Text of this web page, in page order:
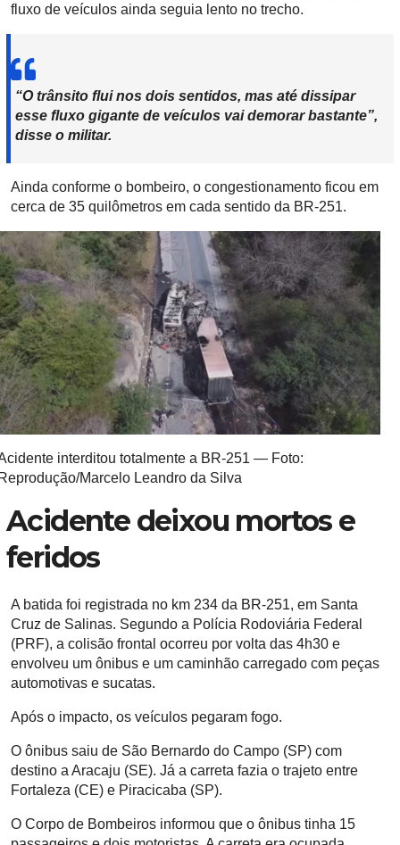
fluxo de veículos ainda seguia lento no trecho.
“O trânsito flui nos dois sentidos, mas até dissipar
esse fluxo gigante de veículos vai demorar bastante”,
disse o militar.
Ainda conforme o bombeiro, o congestionamento ficou em
cerca de 35 quilômetros em cada sentido da BR-251.
interditou totalmente a BR-251 — Foto:
Marcelo Leandro da Silva
Acidente deixou mortos e
feridos
A batida foi registrada no km 234 da BR-251, em Santa
Cruz de Salinas. Segundo a Polícia Rodoviária Federal
(PRF), a colisão frontal ocorreu por volta das 4h30 e
envolveu um ônibus e um caminhão carregado com peças
automotivas e sucatas.
Após o impacto, os veículos pegaram fogo.
O ônibus saiu de São Bernardo do Campo (SP) com
destino a Aracaju (SE). Já a carreta fazia o trajeto entre
Fortaleza (CE) e Piracicaba (SP).
O Corpo de Bombeiros informou que o ônibus tinha 15